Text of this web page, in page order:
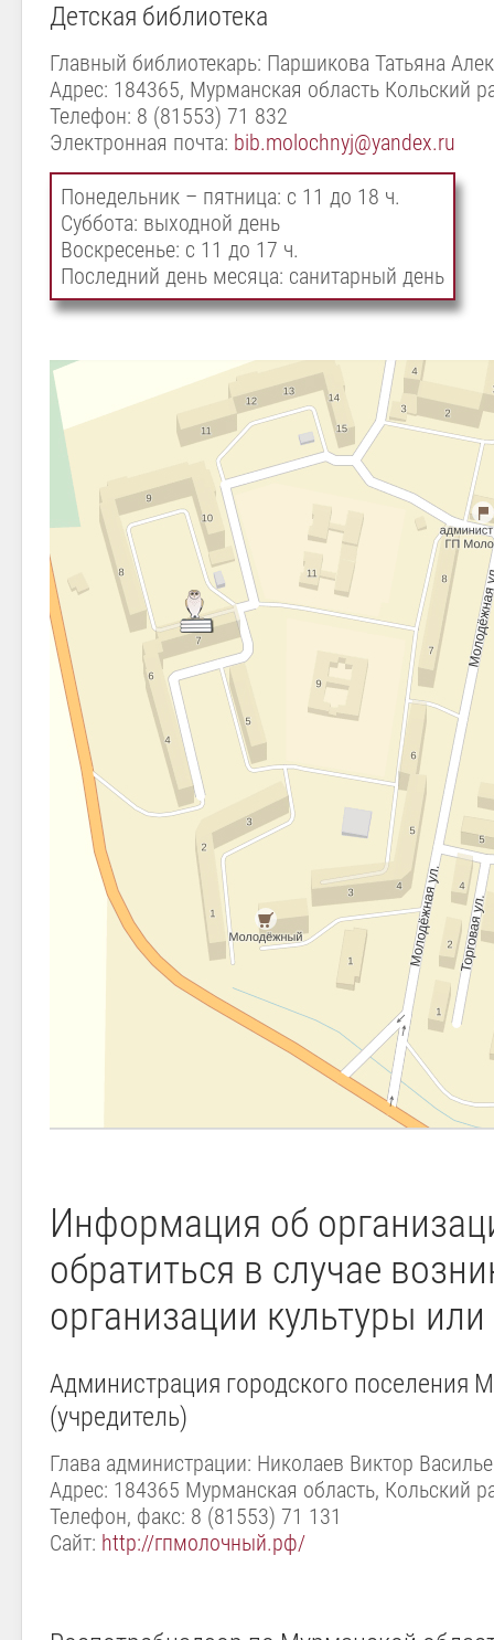
Детская библиотека
Главный библиотекарь: Паршикова Татьяна
Адрес: 184365, Мурманская область Кольский
Телефон: 8 (81553) 71 832
Электронная почта: bib.molochnyj@yandex.ru
Понедельник – пятница: с 11 до 18 ч.
Суббота: выходной день
Воскресенье: с 11 до 17 ч.
Последний день месяца: санитарный день
Информация об
обратиться в случае
организации культуры
Администрация городского поселения
(учредитель)
Глава администрации: Николаев Виктор
Адрес: 184365 Мурманская область, Кольский
Телефон, факс: 8 (81553) 71 131
Сайт: http://гпмолочный.рф/